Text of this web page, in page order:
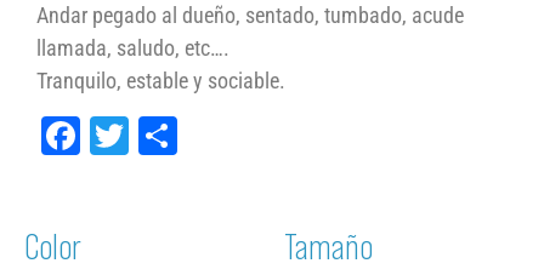
Andar pegado al dueño, sentado, tumbado, acude
llamada, saludo, etc….
Tranquilo, estable y sociable.
Facebook
Twitter
Color Tamaño